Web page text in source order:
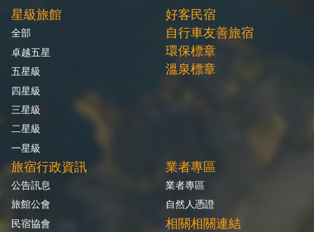
星級旅館
全部
卓越五星
五星級
四星級
三星級
二星級
一星級
好客民宿
自行車友善旅宿
環保標章
溫泉標章
旅宿行政資訊
公告訊息
旅館公會
民宿協會
業者專區
業者專區
自然人憑證
相關相關連結